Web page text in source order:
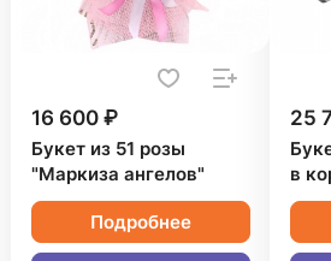
16 600 ₽
Букет из 51 розы
"Маркиза ангелов"
Подробнее
25
в